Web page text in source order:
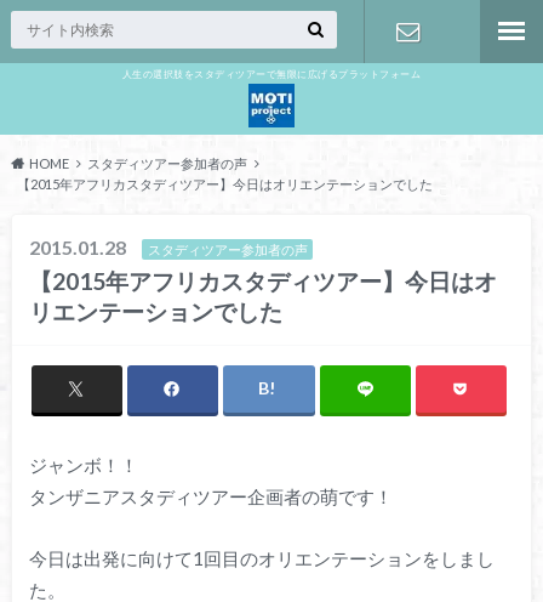
人生の選択肢をスタディツアーで無限に広げるプラットフォーム
HOME
スタディツアー参加者の声
【2015年アフリカスタディツアー】今日はオリエンテーションでした
2015.01.28 スタディツアー参加者の声
【2015年アフリカスタディツアー】今日はオ
リエンテーションでした
ジャンボ！！
タンザニアスタディツアー企画者の萌です！
今日は出発に向けて1回目のオリエンテーションをしまし
た。